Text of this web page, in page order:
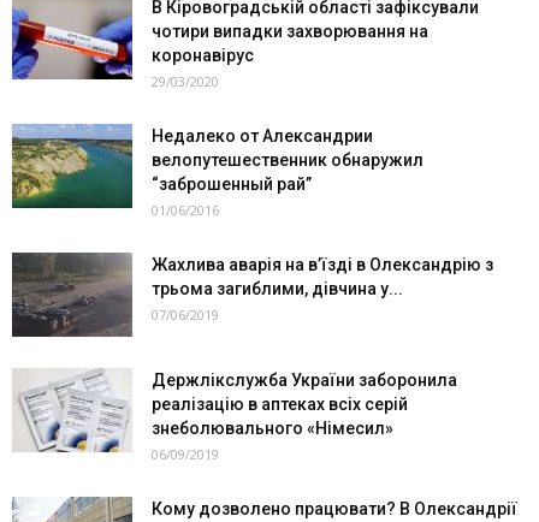
В Кіровоградській області зафіксували
чотири випадки захворювання на
коронавірус
29/03/2020
Недалеко от Александрии
велопутешественник обнаружил
“заброшенный рай”
01/06/2016
Жахлива аварія на в’їзді в Олександрію з
трьома загиблими, дівчина у...
07/06/2019
Держлікслужба України заборонила
реалізацію в аптеках всіх серій
знеболювального «Німесил»
06/09/2019
Кому дозволено працювати? В Олександрії